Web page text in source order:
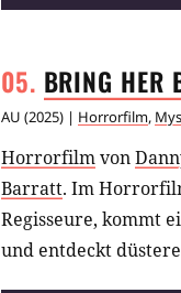
BRING HER
AU (2025) | Horrorfilm,
Horrorfilmvon
Barratt. Im
Regisseure, kommt
und entdeckt